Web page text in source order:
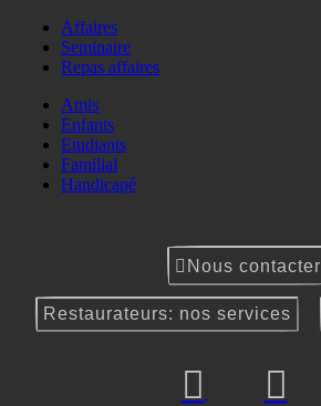
Affaires
Seminaire
Repas affaires
Amis
Enfants
Etudiants
Familial
Handicapé
Nous contacter
Restaurateurs: nos services